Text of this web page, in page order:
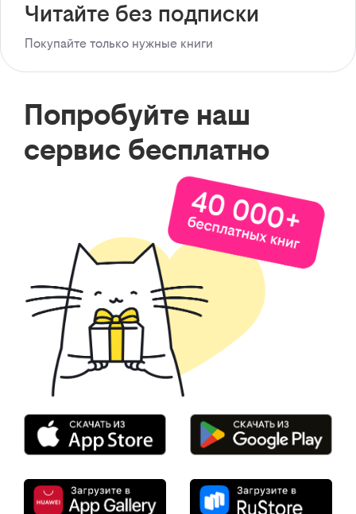
Читайте без подписки
Покупайте только нужные книги
Попробуйте наш
сервис бесплатно